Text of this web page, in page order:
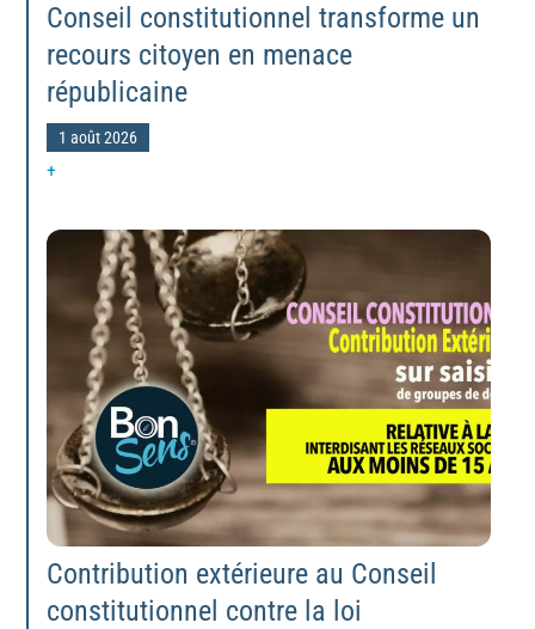
Conseil constitutionnel transforme un
recours citoyen en menace
républicaine
1 août 2026
+
Contribution extérieure au Conseil
constitutionnel contre la loi